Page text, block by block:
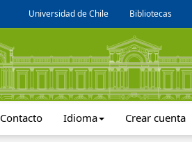
Universidad de Chile Bibliotecas
Contacto Idioma Crear cuenta